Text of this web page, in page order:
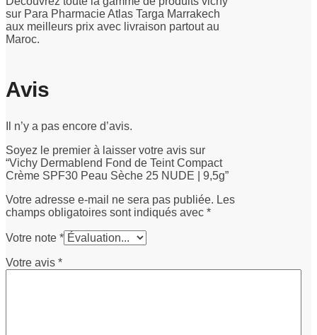
sur Para Pharmacie Atlas Targa Marrakech
aux meilleurs prix avec livraison partout au
Maroc.
Avis
Il n’y a pas encore d’avis.
Soyez le premier à laisser votre avis sur
“Vichy Dermablend Fond de Teint Compact
Crème SPF30 Peau Sèche 25 NUDE | 9,5g”
Votre adresse e-mail ne sera pas publiée. Les
champs obligatoires sont indiqués avec *
Votre note *
Votre avis *